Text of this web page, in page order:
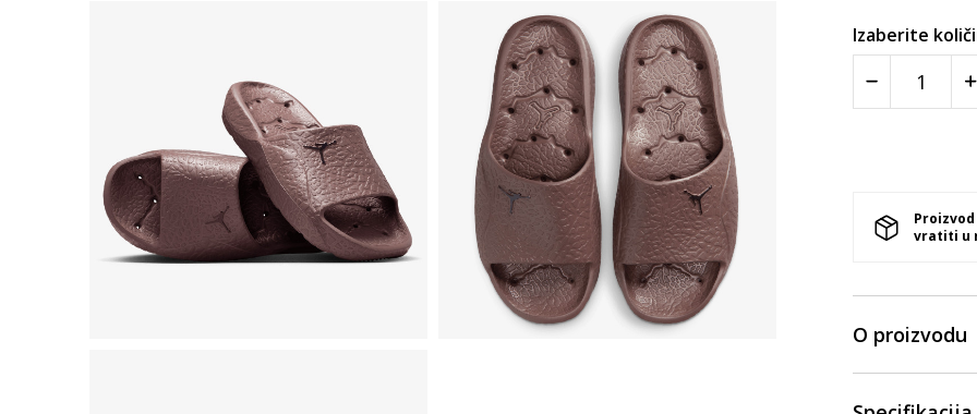
Izaberite
vratiti u
O proizvodu